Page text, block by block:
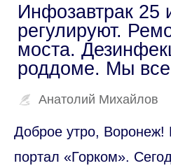
Инфозавтрак 25
регулируют.
моста.
роддоме. Мы
Анатолий Михайлов
Доброе утро, Воронеж!
портал «Горком».